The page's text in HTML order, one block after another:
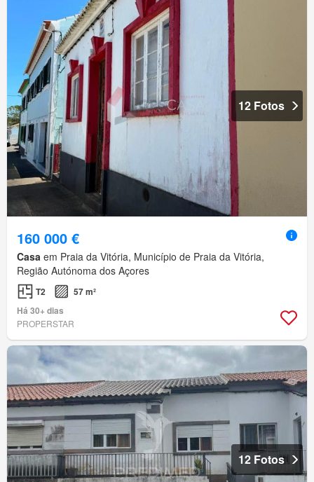
12 Fotos
160 000 €
Casa em Praia da Vitória, Município de Praia da Vitória,
Região Autónoma dos Açores
T2
57 m²
Há 30+ dias
PROPERSTAR
12 Fotos